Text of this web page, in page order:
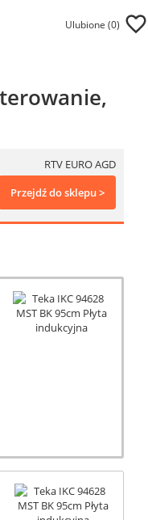
Ulubione (0)
RTV EURO AGD
Przejdź do sklepu >